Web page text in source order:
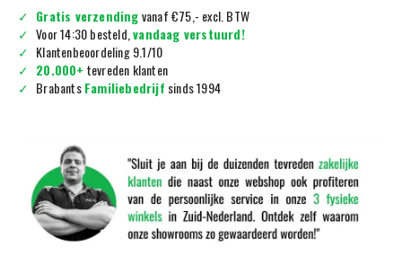
Gratis verzendingvanaf €75,- excl. BTW
Voor 14:30 besteld,vandaag verstuurd!
Klantenbeoordeling 9.1/10
20.000+ tevreden klanten
BrabantsFamiliebedrijf sinds 1994